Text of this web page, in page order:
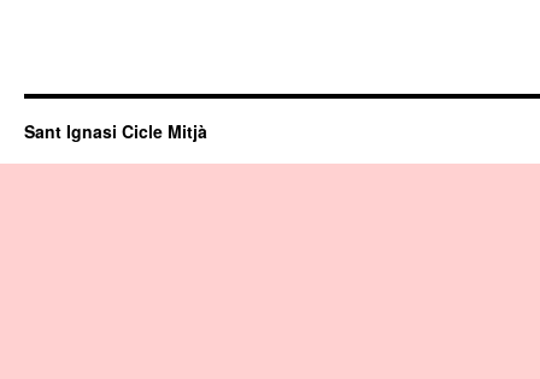
Sant Ignasi Cicle Mitjà